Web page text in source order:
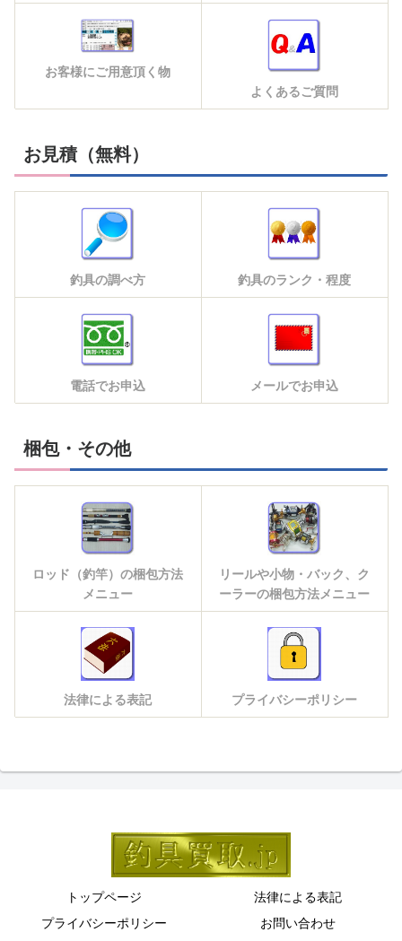
お客様にご用意頂く物
よくあるご質問
お見積（無料）
釣具の調べ方 釣具のランク・程度
電話でお申込 メールでお申込
梱包・その他
ロッド（釣竿）の梱包方法
メニュー
リールや小物・バック、ク
ーラーの梱包方法メニュー
法律による表記 プライバシーポリシー
トップページ
法律による表記
プライバシーポリシー
お問い合わせ